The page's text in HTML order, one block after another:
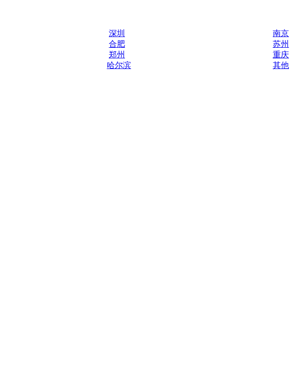
深圳
南京
合肥
苏州
郑州
重庆
哈尔滨
其他